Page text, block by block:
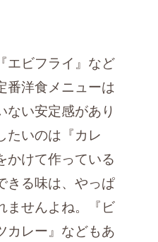
エビフライ』など
番洋食メニューは
ない安定感があり
たいのは『カレ
かけて作っている
きる味は、やっぱ
ませんよね。『ビ
カレー』などもあ